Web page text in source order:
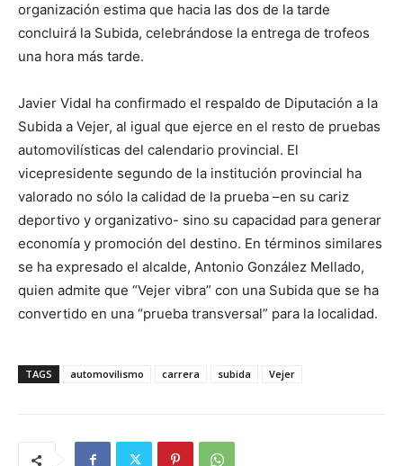
organización estima que hacia las dos de la tarde
concluirá la Subida, celebrándose la entrega de trofeos
una hora más tarde.
Javier Vidal ha confirmado el respaldo de Diputación a la
Subida a Vejer, al igual que ejerce en el resto de pruebas
automovilísticas del calendario provincial. El
vicepresidente segundo de la institución provincial ha
valorado no sólo la calidad de la prueba –en su cariz
deportivo y organizativo- sino su capacidad para generar
economía y promoción del destino. En términos similares
se ha expresado el alcalde, Antonio González Mellado,
quien admite que “Vejer vibra” con una Subida que se ha
convertido en una “prueba transversal” para la localidad.
TAGS automovilismo carrera subida Vejer